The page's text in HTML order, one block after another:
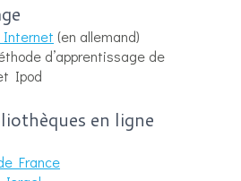
Internet (en allemand)
d’apprentissage de
Ipod
en ligne
France